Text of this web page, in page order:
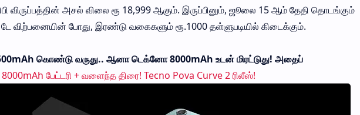
விருப்பத்தின் அசல் விலை ரூ 18,999 ஆகும். இருப்பினும், ஜூலை 15 ஆம் தேதி தொடங்கும்
விற்பனையின் போது, இரண்டு வகைகளும் ரூ.1000 தள்ளுபடியில் கிடைக்கும்.
கொண்டு வருது.. ஆனா டெக்னோ 8000mAh உடன் மிரட்டுது! அதைப்
8000mAh பேட்டரி + வளைந்த திரை! Tecno Pova Curve 2 ரிலீஸ்!